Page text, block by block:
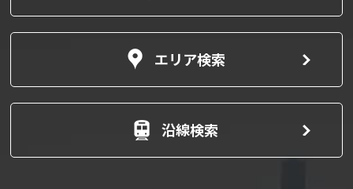
エリア検索
沿線検索